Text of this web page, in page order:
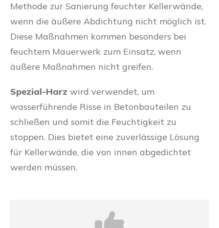
Methode zur Sanierung feuchter Kellerwände,
wenn die äußere Abdichtung nicht möglich ist.
Diese Maßnahmen kommen besonders bei
feuchtem Mauerwerk zum Einsatz, wenn
äußere Maßnahmen nicht greifen.
Spezial-Harz wird verwendet, um
wasserführende Risse in Betonbauteilen zu
schließen und somit die Feuchtigkeit zu
stoppen. Dies bietet eine zuverlässige Lösung
für Kellerwände, die von innen abgedichtet
werden müssen.